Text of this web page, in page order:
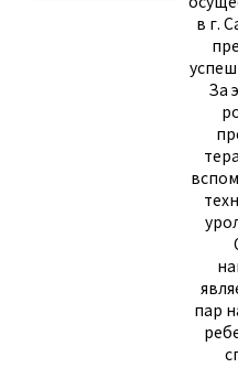
в г.
За
пар